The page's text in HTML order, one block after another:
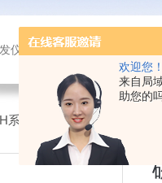
欢迎您！
来自局
助您的
仪，超声波破碎，恒温设备，
系列磁力搅拌低温恒温水槽